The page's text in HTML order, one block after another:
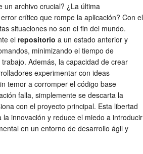
un archivo crucial? ¿La última
crítico que rompe la aplicación? Con el
situaciones no son el fin del mundo.
el repositorio a un estado anterior y
minimizando el tiempo de
Además, la capacidad de crear
experimentar con ideas
temor a corromper el código base
falla, simplemente se descarta la
con el proyecto principal. Esta libertad
innovación y reduce el miedo a introducir
en un entorno de desarrollo ágil y